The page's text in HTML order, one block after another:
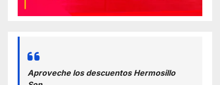
Aproveche los descuentos Hermosillo